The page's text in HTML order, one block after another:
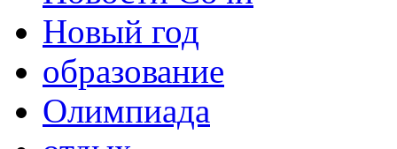
Новый год
образование
Олимпиада